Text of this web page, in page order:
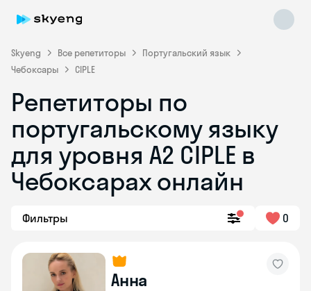
Skyeng Все репетиторы
Португальский язык
Чебоксары
CIPLE
Репетиторы по
португальскому языку
для уровня A2 CIPLE в
Чебоксарах онлайн
Фильтры 0
Анна
Skyeng Chat
online